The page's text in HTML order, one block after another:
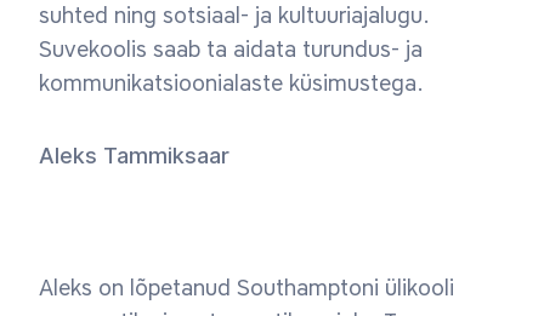
suhted ning sotsiaal- ja kultuuriajalugu.
Suvekoolis saab ta aidata turundus- ja
kommunikatsioonialaste küsimustega.
Aleks Tammiksaar
Aleks on lõpetanud Southamptoni ülikooli